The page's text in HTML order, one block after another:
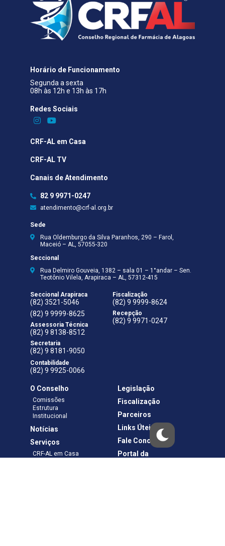
Horário de Funcionamento
Segunda a sexta
08h às 12h e 13h às 17h
Redes Sociais​
CRF-AL em Casa
CRF-AL TV
Canais de Atendimento
82 9 9971-0247
atendimento@crf-al.org.br
Sede
Rua Oldemburgo da Silva Paranhos, 290 – Farol,
Maceió – AL, 57055-320
Seccional
Rua Delmiro Gouveia, 1382 – sala 01 – 1°andar – Sen.
Teotônio Vilela, Arapiraca – AL, 57312-415
Seccional Arapiraca
(82) 3521-5046
(82) 9 9999-8625
Assessoria Técnica
(82) 9 8138-8512
Secretaria
(82) 9 8181-9050
Contabilidade
(82) 9 9925-0066
Fiscalização
(82) 9 9999-8624
Recepção
(82) 9 9971-0247
O Conselho
Comissões
Estrutura
Institucional
Notícias
Serviços
CRF-AL em Casa
Legislação
Fiscalização
Parceiros
Links Úteis
Fale Conosco
Portal da